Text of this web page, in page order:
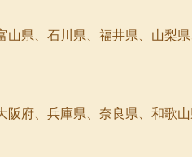
山県、石川県、福井県、山梨
阪府、兵庫県、奈良県、和歌